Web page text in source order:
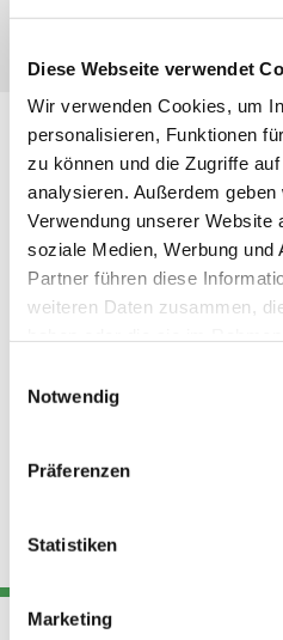
Diese Webseite verwendet
Wir verwenden Cookies, um
personalisieren, Funktionen
zu können und die Zugriffe
analysieren. Außerdem
Verwendung unserer Website
soziale Medien, Werbung und
Partner führen diese
weiteren Daten zusammen,
Notwendig
Präferenzen
Statistiken
Marketing
13053 Berlin